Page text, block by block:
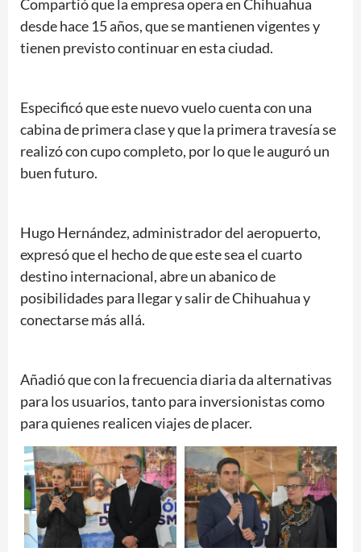
Compartió que la empresa opera en Chihuahua
desde hace 15 años, que se mantienen vigentes y
tienen previsto continuar en esta ciudad.
Especificó que este nuevo vuelo cuenta con una
cabina de primera clase y que la primera travesía se
realizó con cupo completo, por lo que le auguró un
buen futuro.
Hugo Hernández, administrador del aeropuerto,
expresó que el hecho de que este sea el cuarto
destino internacional, abre un abanico de
posibilidades para llegar y salir de Chihuahua y
conectarse más allá.
Añadió que con la frecuencia diaria da alternativas
para los usuarios, tanto para inversionistas como
para quienes realicen viajes de placer.